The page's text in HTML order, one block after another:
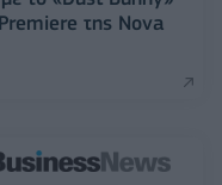
της Nova